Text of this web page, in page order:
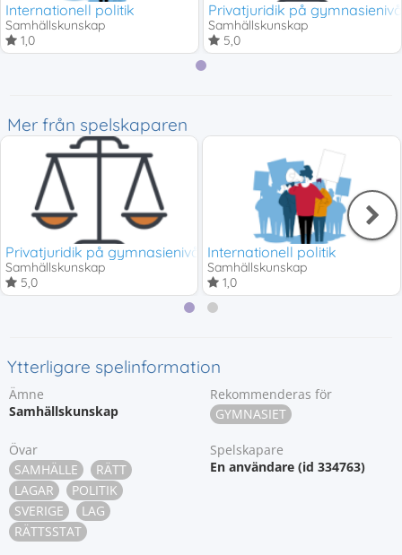
Internationell politik
Samhällskunskap
1,0
Privatjuridik på gymnasienivå
Samhällskunskap
5,0
Mer från spelskaparen
Privatjuridik på gymnasienivå
Samhällskunskap
5,0
Internationell politik
Samhällskunskap
1,0
Ytterligare spelinformation
Ämne
Samhällskunskap
Rekommenderas för
GYMNASIET
Övar
SAMHÄLLE
RÄTT
LAGAR
POLITIK
SVERIGE
LAG
RÄTTSSTAT
Spelskapare
En användare (id 334763)